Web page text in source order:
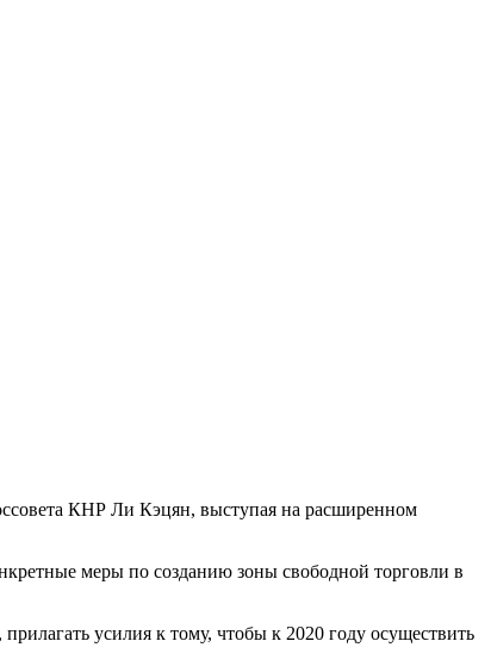
КНР Ли Кэцян, выступая на расширенном
меры по созданию зоны свободной торговли в
усилия к тому, чтобы к 2020 году осуществить